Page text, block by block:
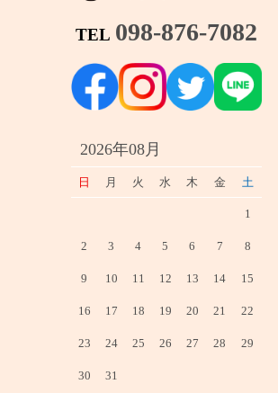
TEL 098-876-7082
2026年08月
日 月 火 水 木 金 土
1
2 3 4 5 6 7 8
9 10 11 12 13 14 15
16 17 18 19 20 21 22
23 24 25 26 27 28 29
30 31